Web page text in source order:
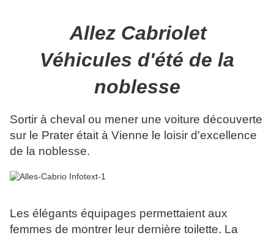
Allez Cabriolet
Véhicules d'été de la
noblesse
Sortir à cheval ou mener une voiture découverte
sur le Prater était à Vienne le loisir d'excellence
de la noblesse.
Les élégants équipages permettaient aux
femmes de montrer leur dernière toilette. La